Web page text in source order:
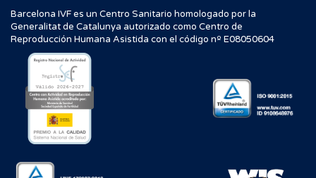
Barcelona IVF es un Centro Sanitario homologado por la
Generalitat de Catalunya autorizado como Centro de
Reproducción Humana Asistida con el código nº E08050604